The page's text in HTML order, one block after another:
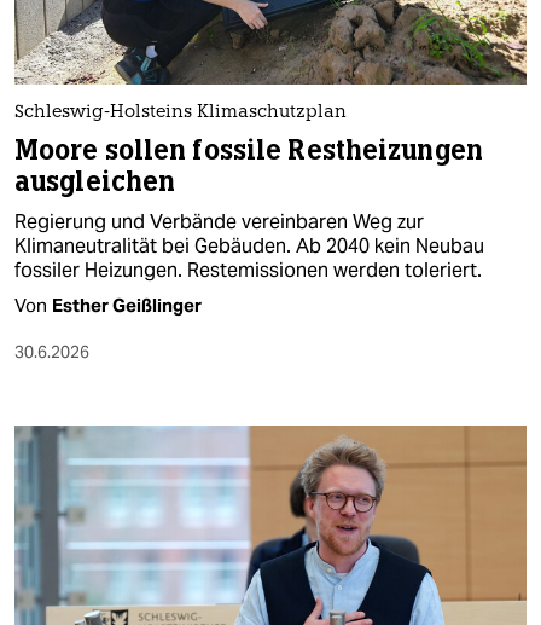
Schleswig-Holsteins Klimaschutzplan
Moore sollen fossile Restheizungen
ausgleichen
Regierung und Verbände vereinbaren Weg zur
Klimaneutralität bei Gebäuden. Ab 2040 kein Neubau
fossiler Heizungen. Restemissionen werden toleriert.
Von Esther Geißlinger
30.6.2026